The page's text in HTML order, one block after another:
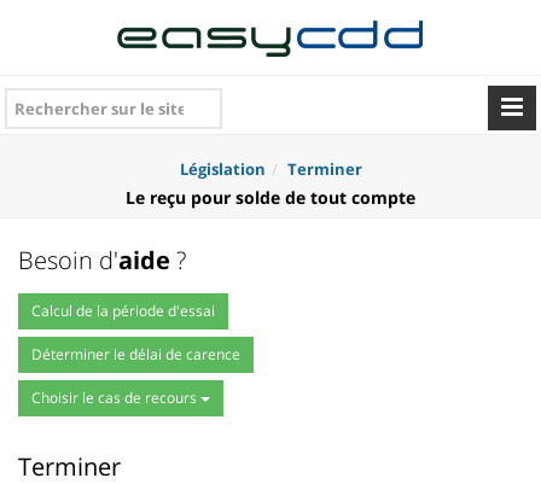
Législation Terminer
Le reçu pour solde de tout compte
Besoin d'aide ?
Calcul de la période d'essai
Déterminer le délai de carence
Choisir le cas de recours
Terminer